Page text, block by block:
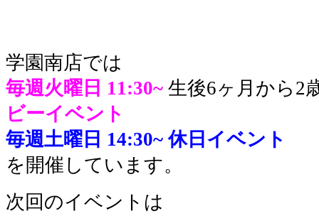
学園南店では
毎週火曜日 11:30~ 生後6ヶ月から2
ビーイベント
毎週土曜日 14:30~休日イベント
を開催しています。
次回のイベントは